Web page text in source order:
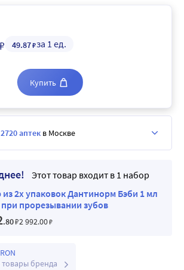
Этот товар входит в 1 набор
2х упаковок Дантинорм Бэби 1 мл
прорезывании зубов
.80₽2 992.00₽
товары бренда
₽ 49.87₽за 1 ед.
Купить
2720 аптек в Москве